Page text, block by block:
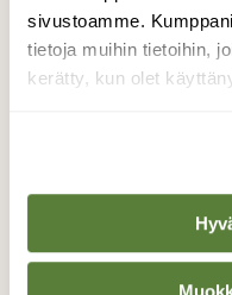
sivustoamme.
tietoja muihin tietoihin,
kerätty, kun olet
italicumit